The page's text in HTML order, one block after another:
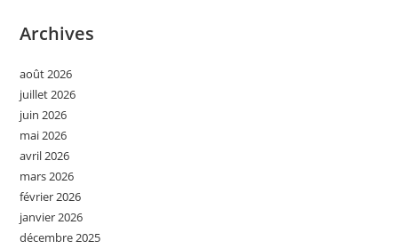
Archives
août 2026
juillet 2026
juin 2026
mai 2026
avril 2026
mars 2026
février 2026
janvier 2026
décembre 2025